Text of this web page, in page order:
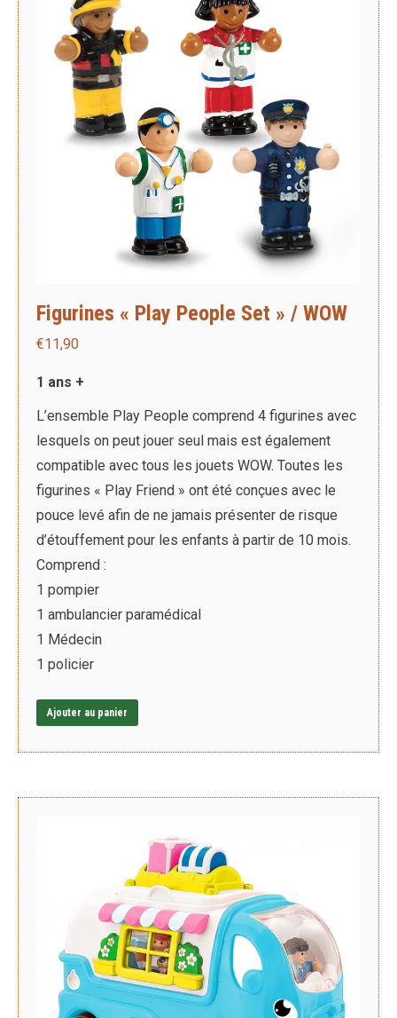
Figurines « Play People Set » / WOW
€11,90
1 ans +
L’ensemble Play People comprend 4 figurines avec
lesquels on peut jouer seul mais est également
compatible avec tous les jouets WOW. Toutes les
figurines « Play Friend » ont été conçues avec le
pouce levé afin de ne jamais présenter de risque
d’étouffement pour les enfants à partir de 10 mois.
Comprend :
1 pompier
1 ambulancier paramédical
1 Médecin
1 policier
Ajouter au panier